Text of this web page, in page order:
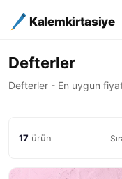
Kalemkirtasiye
Defterler
Defterler - En uygun
17 ürün